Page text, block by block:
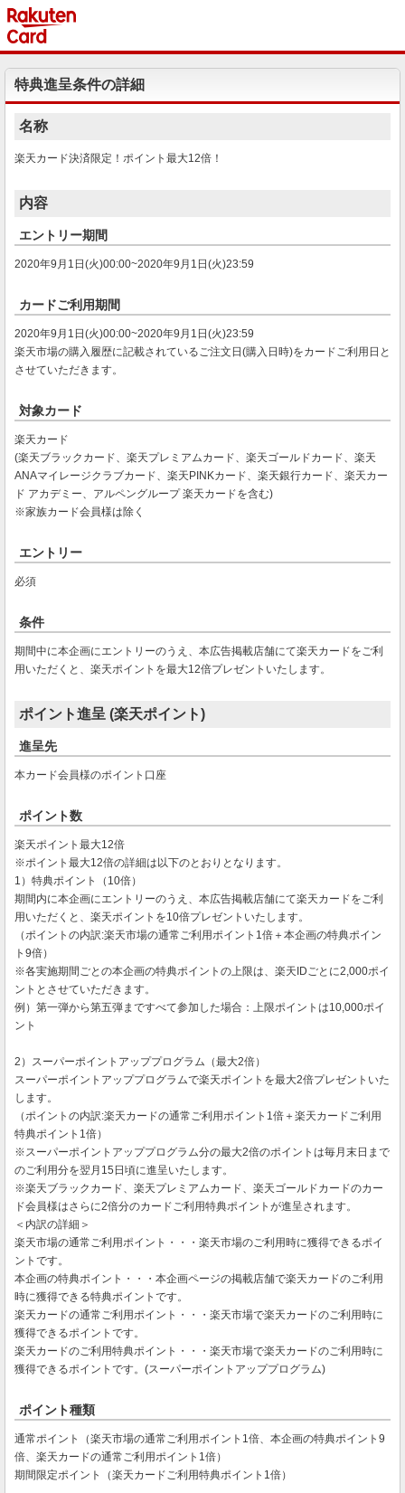
特典進呈条件の詳細
名称
楽天カード決済限定！ポイント最大12倍！
内容
エントリー期間
2020年9月1日(火)00:00~2020年9月1日(火)23:59
カードご利用期間
2020年9月1日(火)00:00~2020年9月1日(火)23:59
楽天市場の購入履歴に記載されているご注文日(購入日時)をカードご利用日と
させていただきます。
対象カード
楽天カード
(楽天ブラックカード、楽天プレミアムカード、楽天ゴールドカード、楽天
ANAマイレージクラブカード、楽天PINKカード、楽天銀行カード、楽天カー
ド アカデミー、アルペングループ 楽天カードを含む)
※家族カード会員様は除く
エントリー
必須
条件
期間中に本企画にエントリーのうえ、本広告掲載店舗にて楽天カードをご利
用いただくと、楽天ポイントを最大12倍プレゼントいたします。
ポイント進呈 (楽天ポイント)
進呈先
本カード会員様のポイント口座
ポイント数
楽天ポイント最大12倍
※ポイント最大12倍の詳細は以下のとおりとなります。
1）特典ポイント（10倍）
期間内に本企画にエントリーのうえ、本広告掲載店舗にて楽天カードをご利
用いただくと、楽天ポイントを10倍プレゼントいたします。
（ポイントの内訳:楽天市場の通常ご利用ポイント1倍＋本企画の特典ポイン
ト9倍）
※各実施期間ごとの本企画の特典ポイントの上限は、楽天IDごとに2,000ポイ
ントとさせていただきます。
例）第一弾から第五弾まですべて参加した場合：上限ポイントは10,000ポイ
ント
2）スーパーポイントアッププログラム（最大2倍）
スーパーポイントアッププログラムで楽天ポイントを最大2倍プレゼントいた
します。
（ポイントの内訳:楽天カードの通常ご利用ポイント1倍＋楽天カードご利用
特典ポイント1倍）
※スーパーポイントアッププログラム分の最大2倍のポイントは毎月末日まで
のご利用分を翌月15日頃に進呈いたします。
※楽天ブラックカード、楽天プレミアムカード、楽天ゴールドカードのカー
ド会員様はさらに2倍分のカードご利用特典ポイントが進呈されます。
＜内訳の詳細＞
楽天市場の通常ご利用ポイント・・・楽天市場のご利用時に獲得できるポイ
ントです。
本企画の特典ポイント・・・本企画ページの掲載店舗で楽天カードのご利用
時に獲得できる特典ポイントです。
楽天カードの通常ご利用ポイント・・・楽天市場で楽天カードのご利用時に
獲得できるポイントです。
楽天カードのご利用特典ポイント・・・楽天市場で楽天カードのご利用時に
獲得できるポイントです。(スーパーポイントアッププログラム)
ポイント種類
通常ポイント（楽天市場の通常ご利用ポイント1倍、本企画の特典ポイント9
倍、楽天カードの通常ご利用ポイント1倍）
期間限定ポイント（楽天カードご利用特典ポイント1倍）